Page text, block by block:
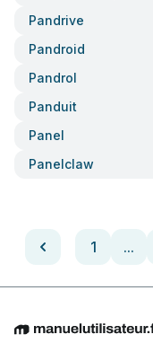
Pandrive
Pandroid
Pandrol
Panduit
Panel
Panelclaw
1 ...